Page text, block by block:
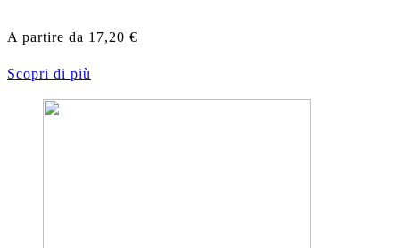
A partire da 17,20 €
Scopri di più